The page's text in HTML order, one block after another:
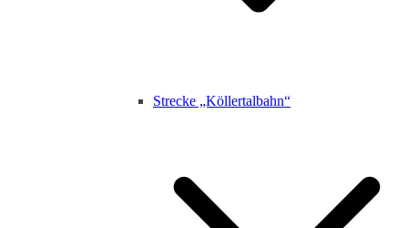
Strecke „Köllertalbahn“